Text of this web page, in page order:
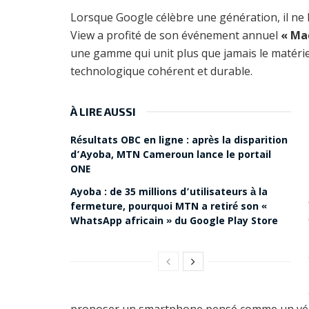
Lorsque Google célèbre une génération, il
View a profité de son événement annuel «
une gamme qui unit plus que jamais le
technologique cohérent et durable.
À LIRE AUSSI
Résultats OBC en ligne : après la disparition
d’Ayoba, MTN Cameroun lance le portail
ONE
Ayoba : de 35 millions d’utilisateurs à la
fermeture, pourquoi MTN a retiré son «
WhatsApp africain » du Google Play Store